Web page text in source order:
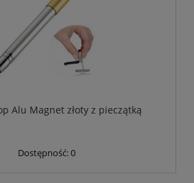
Alu Magnet złoty z pieczątką
Dostępność:0